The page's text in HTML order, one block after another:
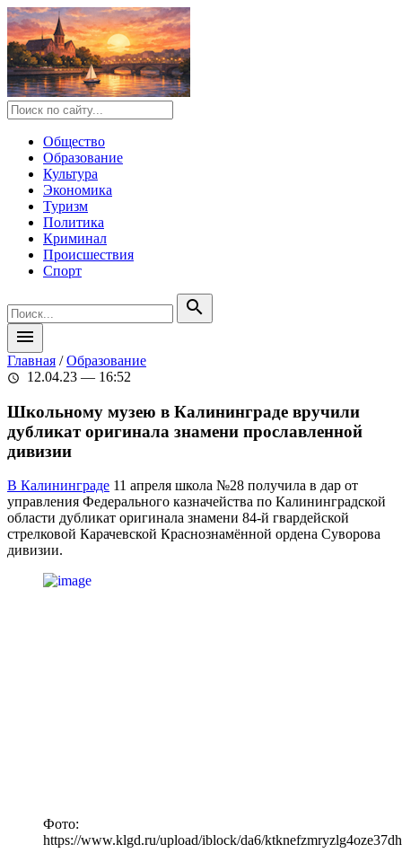
Общество
Образование
Культура
Экономика
Туризм
Политика
Криминал
Происшествия
Спорт
search
menu
Главная /Образование
schedule 12.04.23 — 16:52
Школьному музею в Калининграде вручили
дубликат оригинала знамени прославленной
дивизии
В Калининграде 11 апреля школа №28 получила в дар от
управления Федерального казначейства по Калининградской
области дубликат оригинала знамени 84-й гвардейской
стрелковой Карачевской Краснознамённой ордена Суворова
дивизии.
Фото:
https://www.klgd.ru/upload/iblock/da6/